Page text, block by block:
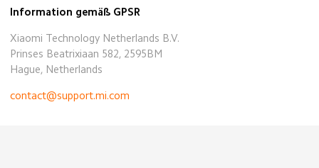
Information gemäß GPSR
Xiaomi Technology Netherlands B.V.
Prinses Beatrixiaan 582, 2595BM
Hague, Netherlands
contact@support.mi.com